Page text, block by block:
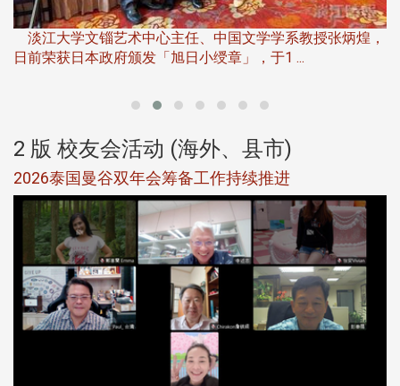
淡江大学文锱艺术中心主任、中国文学学系教授张炳煌，
日前荣获日本政府颁发「旭日小绶章」，于1 ...
2 版 校友会活动 (海外、县市)
2026泰国曼谷双年会筹备工作持续推进